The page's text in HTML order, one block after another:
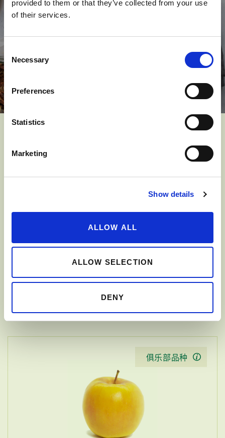
provided to them or that they’ve collected from your use
of their services.
Selection
Necessary
Preferences
Statistics
Marketing
Show details
ALLOW ALL
ALLOW SELECTION
DENY
俱乐部品种